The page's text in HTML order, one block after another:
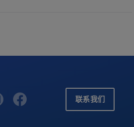
联系我们